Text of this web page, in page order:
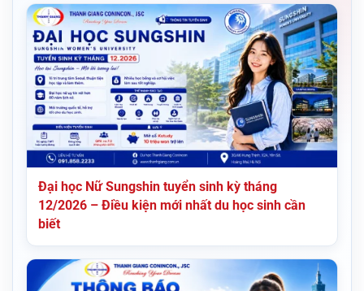
Đại học Nữ Sungshin tuyển sinh kỳ tháng
12/2026 – Điều kiện mới nhất du học sinh cần
biết